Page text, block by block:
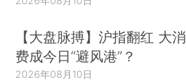
【大盘脉搏】沪指翻红 大消
费成今日“避风港”？
2026年08月10日